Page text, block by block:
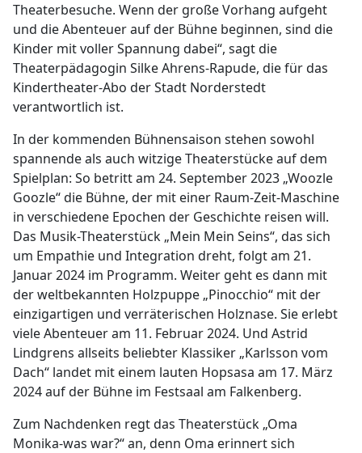
Theaterbesuche. Wenn der große Vorhang aufgeht
und die Abenteuer auf der Bühne beginnen, sind die
Kinder mit voller Spannung dabei“, sagt die
Theaterpädagogin Silke Ahrens-Rapude, die für das
Kindertheater-Abo der Stadt Norderstedt
verantwortlich ist.
In der kommenden Bühnensaison stehen sowohl
spannende als auch witzige Theaterstücke auf dem
Spielplan: So betritt am 24. September 2023 „Woozle
Goozle“ die Bühne, der mit einer Raum-Zeit-Maschine
in verschiedene Epochen der Geschichte reisen will.
Das Musik-Theaterstück „Mein Mein Seins“, das sich
um Empathie und Integration dreht, folgt am 21.
Januar 2024 im Programm. Weiter geht es dann mit
der weltbekannten Holzpuppe „Pinocchio“ mit der
einzigartigen und verräterischen Holznase. Sie erlebt
viele Abenteuer am 11. Februar 2024. Und Astrid
Lindgrens allseits beliebter Klassiker „Karlsson vom
Dach“ landet mit einem lauten Hopsasa am 17. März
2024 auf der Bühne im Festsaal am Falkenberg.
Zum Nachdenken regt das Theaterstück „Oma
Monika-was war?“ an, denn Oma erinnert sich